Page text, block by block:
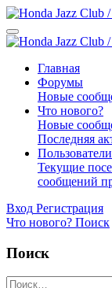
Главная
Форумы
Новые
Что нового?
Новые
Последняя
Пользователи
Текущие
сообщений
Вход Регистрация
Что нового? Поиск
Поиск